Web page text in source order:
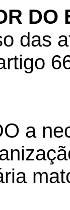
DO
das
a